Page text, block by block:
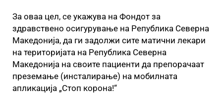
За оваа цел, се укажува на Фондот за
здравствено осигурување на Република Северна
Македонија, да ги задолжи сите матични лекари
на територијата на Република Северна
Македонија на своите пациенти да препорачаат
преземање (инсталирање) на мобилната
апликација „Стоп корона!“